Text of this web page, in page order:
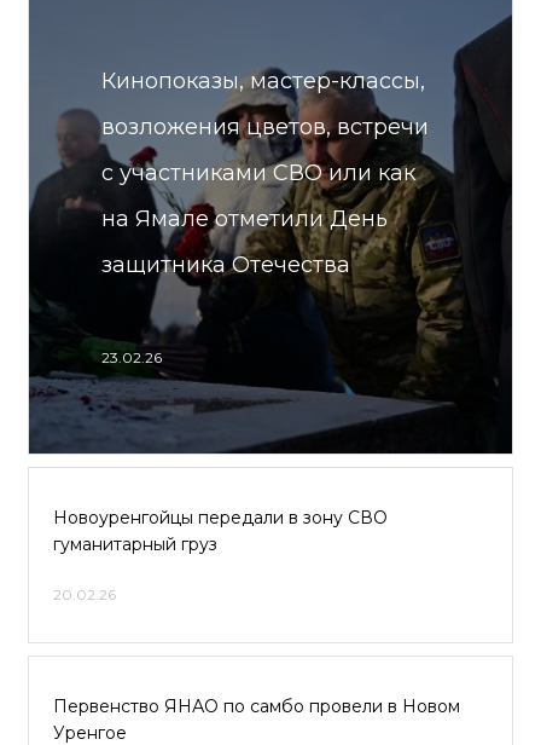
Кинопоказы, мастер-классы,
возложения цветов, встречи
с участниками СВО или как
на Ямале отметили День
защитника Отечества
23.02.26
Новоуренгойцы передали в зону СВО
гуманитарный груз
20.02.26
Первенство ЯНАО по самбо провели в Новом
Уренгое